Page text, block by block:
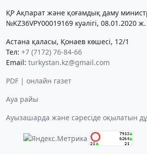
ҚР Ақпарат және қоғамдық даму
№KZ36VPY00019169 куәлігі, 08.01.2020 ж.
Астана қаласы, Қонаев көшесі, 12/1
Тел: +7 (7172) 76-84-66
Email: turkystan.kz@gmail.com
PDF | онлайн газет
Ауа райы
Ауызашарда және сәресіде оқылатын